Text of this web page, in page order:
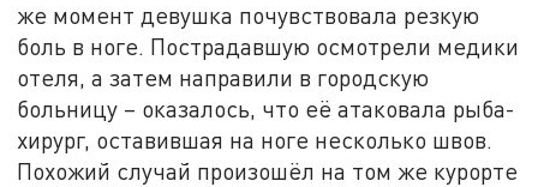
же момент девушка почувствовала резкую
боль в ноге. Пострадавшую осмотрели медики
отеля, а затем направили в городскую
больницу – оказалось, что её атаковала рыба-
хирург, оставившая на ноге несколько швов.
Похожий случай произошёл на том же курорте